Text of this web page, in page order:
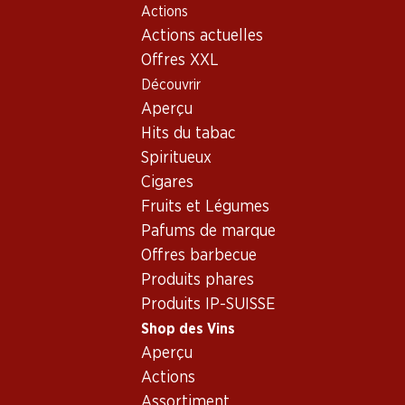
Actions
Actions actuelles
Offres XXL
Découvrir
Aperçu
Hits du tabac
Spiritueux
Cigares
Fruits et Légumes
Pafums de marque
Offres barbecue
Produits phares
Produits IP-SUISSE
Shop des Vins
Aperçu
Actions
Shop des Vins
France
Bordeaux
Château Potensac Médoc AOC
Exclusivité web !
Recto